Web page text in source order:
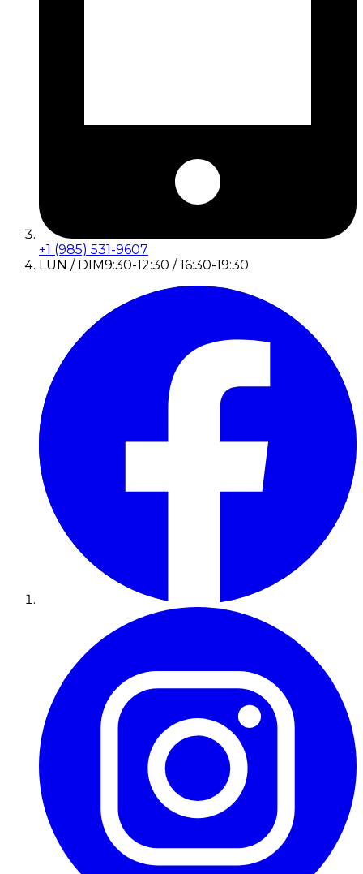
+1 (985) 531-9607
LUN / DIM9:30-12:30 / 16:30-19:30